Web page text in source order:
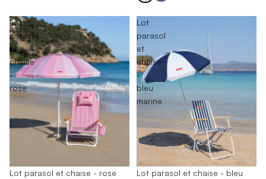
Lot
parasol
et
chaise
-
rose
En rupture de stock
Lot parasol et chaise - rose
Lot
parasol
et
chaise
-
bleu
marine
-15%
Lot parasol et chaise - bleu